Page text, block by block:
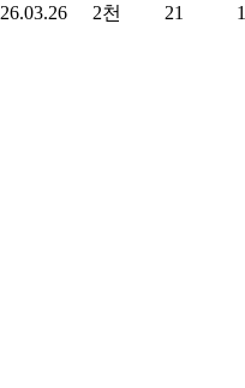
26.03.26 2천 21 1